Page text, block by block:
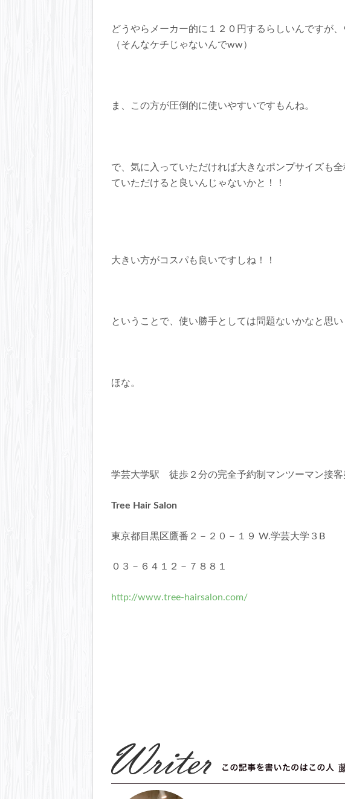
どうやらメーカー的に１２０円するらしいんですが
（そんなケチじゃないんでww）
ま、この方が圧倒的に使いやすいですもんね。
で、気に入っていただければ大きなポンプサイズも
ていただけると良いんじゃないかと！！
大きい方がコスパも良いですしね！！
ということで、使い勝手としては問題ないかなと思い
ほな。
学芸大学駅 徒歩２分の完全予約制マンツーマン接客
Tree Hair Salon
東京都目黒区鷹番２－２０－１９ W.学芸大学３B
０３－６４１２－７８８１
http://www.tree-hairsalon.com/